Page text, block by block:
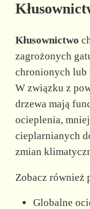
Kłusownictwo
zagrożonych
chronionych lub
W związku z
drzewa mają
ocieplenia,
cieplarnianych
zmian
Zobacz również
Globalne